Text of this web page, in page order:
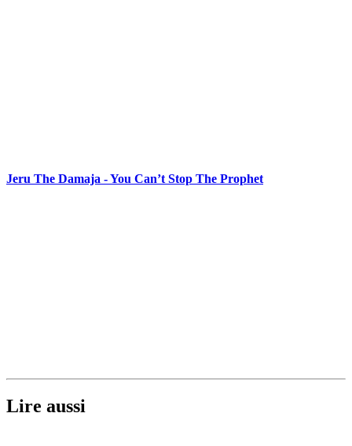
Jeru The Damaja - You Can’t Stop The Prophet
Lire aussi